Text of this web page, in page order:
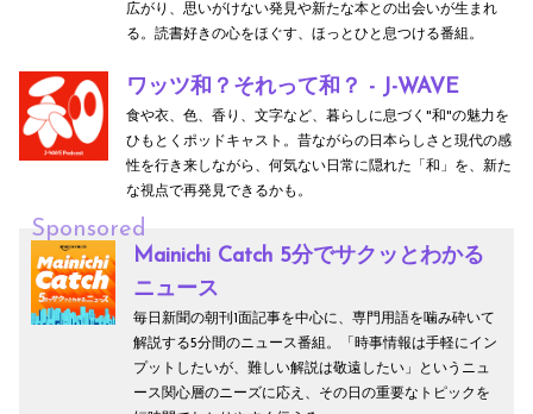
広がり、思いがけない発見や新たな本との出会いが生まれ
る。読書好きの心をほぐす、ほっとひと息つける番組。
ワッツ和？それって和？ - J-WAVE
食や衣、色、香り、文字など、暮らしに息づく"和"の魅力を
ひもとくポッドキャスト。昔ながらの日本らしさと現代の感
性を行き来しながら、何気ない日常に隠れた「和」を、新た
な視点で再発見できるかも。
Sponsored
Mainichi Catch 5分でサクッとわかる
ニュース
毎日新聞の朝刊1面記事を中心に、専門用語を噛み砕いて
解説する5分間のニュース番組。「時事情報は手軽にイン
プットしたいが、難しい解説は敬遠したい」というニュ
ース関心層のニーズに応え、その日の重要なトピックを